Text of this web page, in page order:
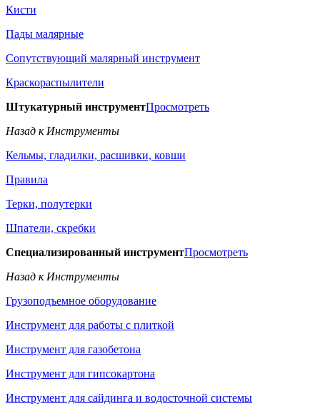
Кисти
Пады малярные
Сопутствующий малярный инструмент
Краскораспылители
Штукатурный инструментПросмотреть
Назад к Инструменты
Кельмы, гладилки, расшивки, ковши
Правила
Терки, полутерки
Шпатели, скребки
Специализированный инструментПросмотреть
Назад к Инструменты
Грузоподъемное оборудование
Инструмент для работы с плиткой
Инструмент для газобетона
Инструмент для гипсокартона
Инструмент для сайдинга и водосточной системы